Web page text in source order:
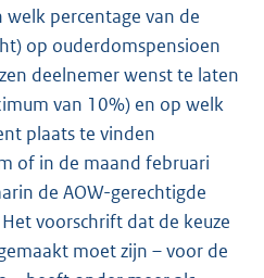
percentage van de
op ouderdomspensioen
deelnemer wenst te laten
van 10%) en op welk
plaats te vinden
of in de maand februari
de AOW-gerechtigde
voorschrift dat de keuze
moet zijn – voor de